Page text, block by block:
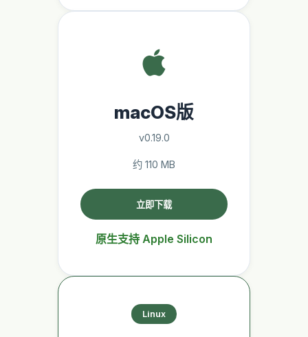
macOS版
v0.19.0
约 110 MB
立即下载
原生支持 Apple Silicon
Linux